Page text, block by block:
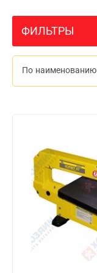
ФИЛЬТРЫ
По наименованию